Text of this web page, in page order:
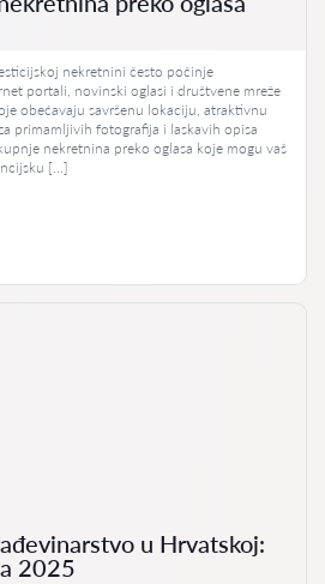
nekretnini često počinje
portali, novinski oglasi i društvene mreže
obećavaju savršenu lokaciju, atraktivnu
primamljivih fotografija i laskavih opisa
nekretnina preko oglasa koje mogu vaš
[…]
u Hrvatskoj:
2025